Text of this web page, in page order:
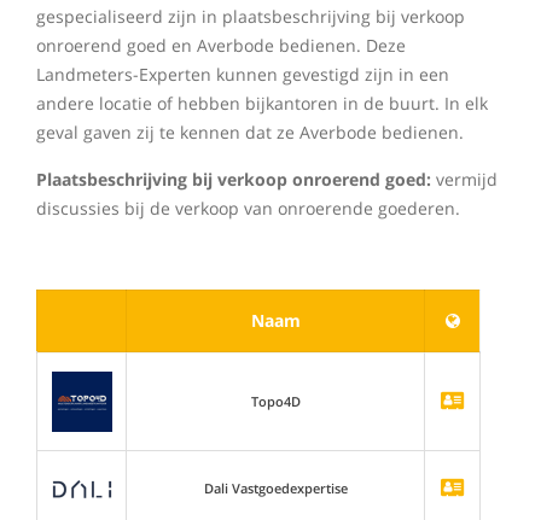
gespecialiseerd zijn in plaatsbeschrijving bij verkoop
onroerend goed en Averbode bedienen. Deze
Landmeters-Experten kunnen gevestigd zijn in een
andere locatie of hebben bijkantoren in de buurt. In elk
geval gaven zij te kennen dat ze Averbode bedienen.
Plaatsbeschrijving bij verkoop onroerend goed: vermijd
discussies bij de verkoop van onroerende goederen.
Naam
Topo4D
Dali Vastgoedexpertise